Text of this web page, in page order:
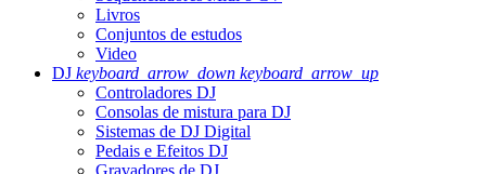
Livros
Conjuntos de estudos
Video
DJ keyboard_arrow_down keyboard_arrow_up
Controladores DJ
Consolas de mistura para DJ
Sistemas de DJ Digital
Pedais e Efeitos DJ
Gravadores de DJ